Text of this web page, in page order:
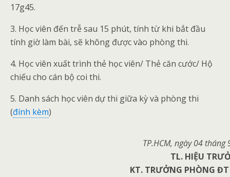
17g45.
3. Học viên đến trễ sau 15 phút, tính từ khi bắt đầu
tính giờ làm bài, sẽ không được vào phòng thi.
4. Học viên xuất trình thẻ học viên/ Thẻ căn cước/ Hộ
chiếu cho cán bộ coi thi.
5. Danh sách học viên dự thi giữa kỳ và phòng thi
(đính kèm)
TP.HCM, ngày 04 tháng
TL. HIỆU
KT. TRƯỞNG PHÒNG